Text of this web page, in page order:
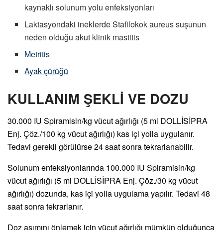
kaynaklı solunum yolu enfeksiyonları
Laktasyondaki ineklerde Stafilokok aureus suşunun
neden olduğu akut klinik mastitis
Metritis
Ayak çürüğü
KULLANIM ŞEKLİ VE DOZU
30.000 IU Spiramisin/kg vücut ağırlığı (5 ml DOLLİSİPRA
Enj. Çöz./100 kg vücut ağırlığı) kas içi yolla uygulanır.
Tedavi gerekli görülürse 24 saat sonra tekrarlanabilir.
Solunum enfeksiyonlarında 100.000 IU Spiramisin/kg
vücut ağırlığı (5 ml DOLLİSİPRA Enj. Çöz./30 kg vücut
ağırlığı) dozunda, kas içi yolla uygulama yapılır. Tedavi 48
saat sonra tekrarlanır.
Doz aşımını önlemek için vücut ağırlığı mümkün olduğunca